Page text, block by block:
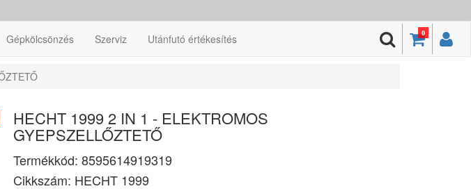
0
Gépkölcsönzés Szerviz Utánfutó értékesítés
HECHT 1999 2 IN 1 - ELEKTROMOS
GYEPSZELLŐZTETŐ
Termékkód: 8595614919319
Cikkszám: HECHT 1999